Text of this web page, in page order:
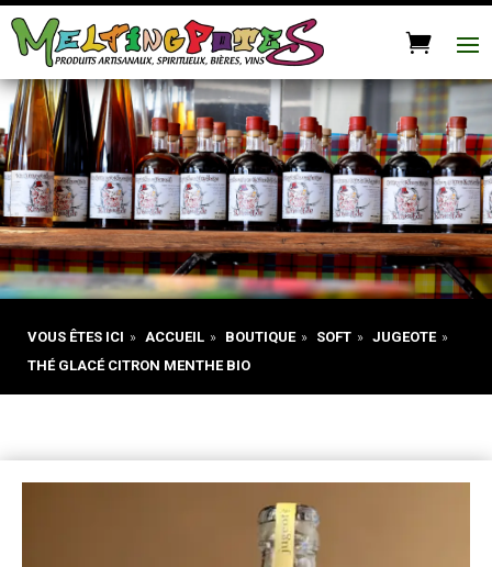
VOUS ÊTES ICI » ACCUEIL » BOUTIQUE » SOFT » JUGEOTE »
THÉ GLACÉ CITRON MENTHE BIO